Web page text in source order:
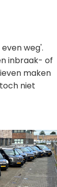
weg'.
inbraak- of
maken
niet